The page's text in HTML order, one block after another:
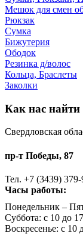
Мешок для смен
Рюкзак
Сумка
Бижутерия
Ободок
Резинка д/волос
Кольца, Браслеты
Заколки
Как нас найти
Свердловская
пр-т Победы, 87
Тел. +7 (3439) 379-
Часы работы:
Понедельник –
Суббота: с 10 до
Воскресенье: с 10